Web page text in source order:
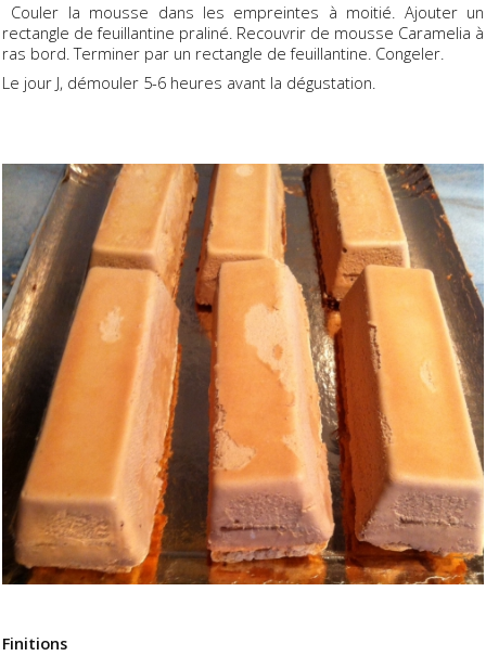
Couler la mousse dans les empreintes à moitié. Ajouter un
rectangle de feuillantine praliné. Recouvrir de mousse Caramelia à
ras bord. Terminer par un rectangle de feuillantine. Congeler.
Le jour J, démouler 5-6 heures avant la dégustation.
Finitions